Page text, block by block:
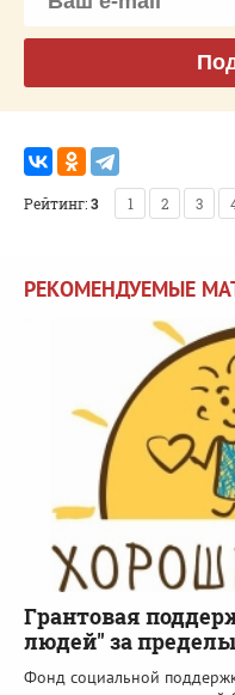
Рейтинг:3 1 2 3
РЕКОМЕНДУЕМЫЕ
Грантовая
людей" за
Фонд социальной